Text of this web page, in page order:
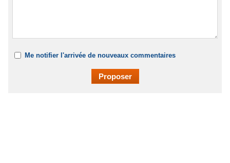
Me notifier l'arrivée de nouveaux commentaires